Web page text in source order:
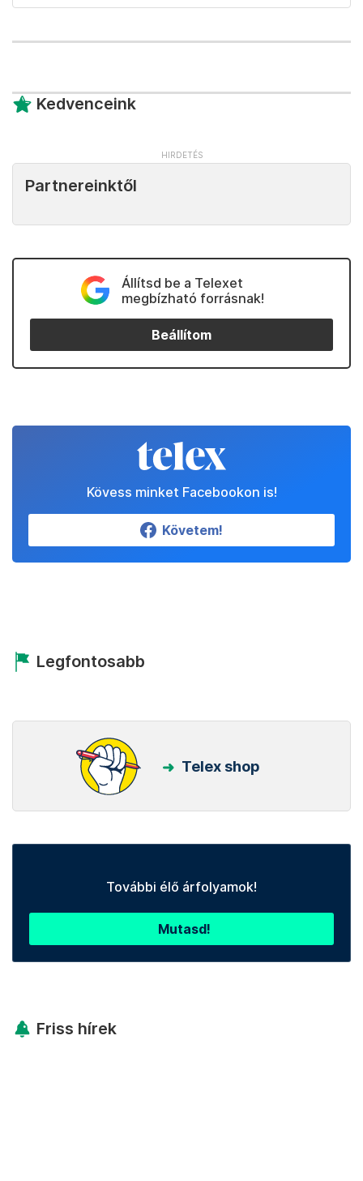
Kedvenceink
Partnereinktől
Állítsd be a Telexet
megbízható forrásnak!
Beállítom
Kövess minket Facebookon is!
Követem!
Legfontosabb
Telex shop
További élő árfolyamok!
Mutasd!
Friss hírek